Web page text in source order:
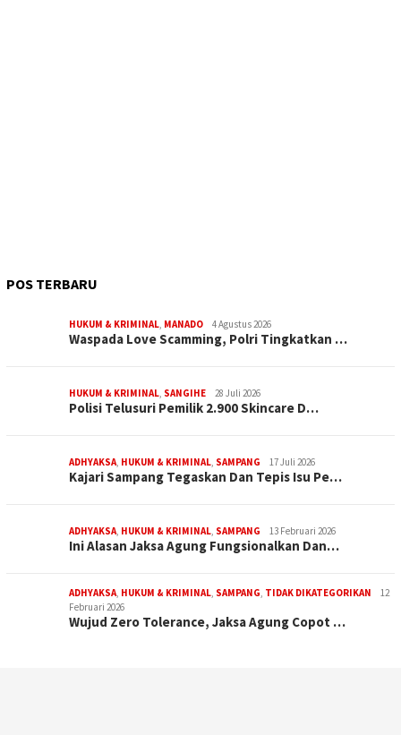
POS TERBARU
HUKUM & KRIMINAL, MANADO 4 Agustus 2026
Waspada Love Scamming, Polri Tingkatkan …
HUKUM & KRIMINAL, SANGIHE 28 Juli 2026
Polisi Telusuri Pemilik 2.900 Skincare D…
ADHYAKSA, HUKUM & KRIMINAL, SAMPANG 17 Juli 2026
Kajari Sampang Tegaskan Dan Tepis Isu Pe…
ADHYAKSA, HUKUM & KRIMINAL, SAMPANG 13 Februari 2026
Ini Alasan Jaksa Agung Fungsionalkan Dan…
ADHYAKSA, HUKUM & KRIMINAL, SAMPANG, TIDAK DIKATEGORIKAN
12
Februari 2026
Wujud Zero Tolerance, Jaksa Agung Copot …